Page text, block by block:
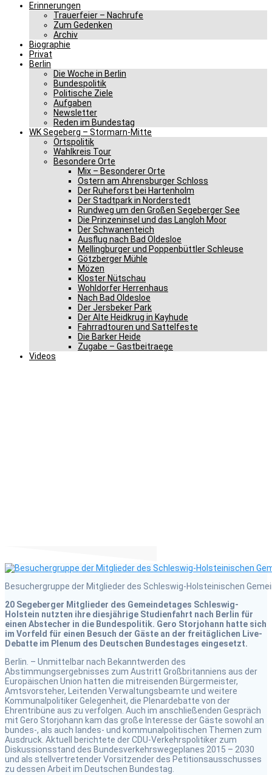
Erinnerungen
Trauerfeier – Nachrufe
Zum Gedenken
Archiv
Biographie
Privat
Berlin
Die Woche in Berlin
Bundespolitik
Politische Ziele
Aufgaben
Newsletter
Reden im Bundestag
WK Segeberg – Stormarn-Mitte
Ortspolitik
Wahlkreis Tour
Besondere Orte
Mix – Besonderer Orte
Ostern am Ahrensburger Schloss
Der Ruheforst bei Hartenholm
Der Stadtpark in Norderstedt
Rundweg um den Großen Segeberger See
Die Prinzeninsel und das Langloh Moor
Der Schwanenteich
Ausflug nach Bad Oldesloe
Mellingburger und Poppenbüttler Schleuse
Götzberger Mühle
Mözen
Kloster Nütschau
Wohldorfer Herrenhaus
Nach Bad Oldesloe
Der Jersbeker Park
Der Alte Heidkrug in Kayhude
Fahrradtouren und Sattelfeste
Die Barker Heide
Zugabe – Gastbeitraege
Videos
Besuchergruppe der Mitglieder des Schleswig-Holsteinischen
20 Segeberger Mitglieder des Gemeindetages Schleswig-
Holstein nutzten ihre diesjährige Studienfahrt nach Berlin für
einen Abstecher in die Bundespolitik. Gero Storjohann hatte sich
im Vorfeld für einen Besuch der Gäste an der freitäglichen Live-
Debatte im Plenum des Deutschen Bundestages eingesetzt.
Berlin. – Unmittelbar nach Bekanntwerden des
Abstimmungsergebnisses zum Austritt Großbritanniens aus der
Europäischen Union hatten die mitreisenden Bürgermeister,
Amtsvorsteher, Leitenden Verwaltungsbeamte und weitere
Kommunalpolitiker Gelegenheit, die Plenardebatte von der
Ehrentribüne aus zu verfolgen. Auch im anschließenden Gespräch
mit Gero Storjohann kam das große Interesse der Gäste sowohl an
bundes-, als auch landes- und kommunalpolitischen Themen zum
Ausdruck. Aktuell berichtete der CDU-Verkehrspolitiker zum
Diskussionsstand des Bundesverkehrswegeplanes 2015 – 2030
und als stellvertretender Vorsitzender des Petitionsausschusses
zu dessen Arbeit im Deutschen Bundestag.